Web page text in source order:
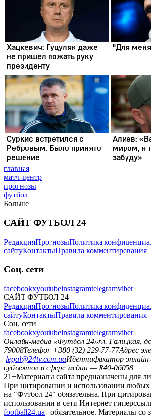
главная
матч-центр
прогнозы
футбол +
Больше
САЙТ ФУТБОЛ 24
РедакцияПрогнозыПолитика
сайтуКонтактыПравила комментирования
Соц. сети
facebookxyoutubeinstagramtelegramviber
САЙТ ФУТБОЛ 24
РедакцияПрогнозыПолитика
сайтуКонтактыПравила комментирования
Соц. сети
facebookxyoutubeinstagramtelegramviber
Онлайн-медиа «Футбол 24»пл. Галицкая,
79008Телефон +380 (32) 229-77-77Адрес
legal@24tv.com.uaИдентификатор
субъектов в сфере медиа — R40-06058
21+Материалы сайта предназначены для
При цитировании и использовании любых
на "Футбол 24" обязательна. При
использовании в сети Интернет
football24.ua
обязательное. Материалы со